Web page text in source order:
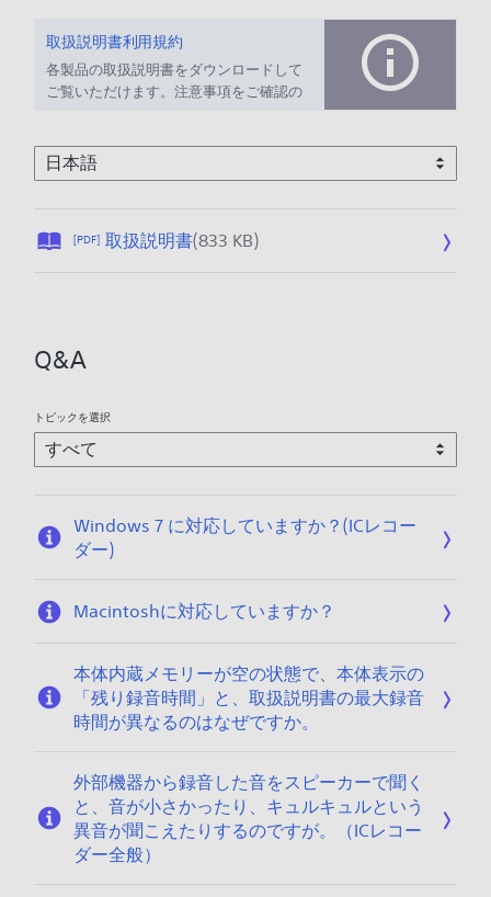
取扱説明書利用規約
各製品の取扱説明書をダウンロードして
ご覧いただけます。注意事項をご確認の
[PDF] 取扱説明書(833 KB)公
/
1
Q&A
トピックを選択
Windows 7 に対応していますか？(ICレコー
ダー)
Macintoshに対応していますか？
本体内蔵メモリーが空の状態で、本体表示の
「残り録音時間」と、取扱説明書の最大録音
時間が異なるのはなぜですか。
外部機器から録音した音をスピーカーで聞く
と、音が小さかったり、キュルキュルという
異音が聞こえたりするのですが。（ICレコー
ダー全般）